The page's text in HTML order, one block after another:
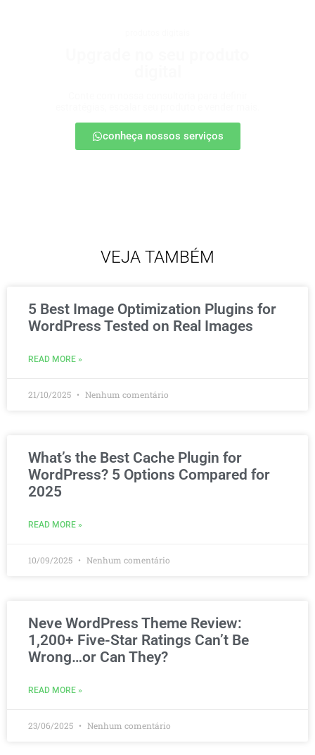
conheça nossos serviços
VEJA TAMBÉM
5 Best Image Optimization Plugins for
WordPress Tested on Real Images
READ MORE »
21/10/2025 Nenhum comentário
What’s the Best Cache Plugin for
WordPress? 5 Options Compared for
2025
READ MORE »
10/09/2025 Nenhum comentário
Neve WordPress Theme Review:
1,200+ Five-Star Ratings Can’t Be
Wrong…or Can They?
READ MORE »
23/06/2025 Nenhum comentário